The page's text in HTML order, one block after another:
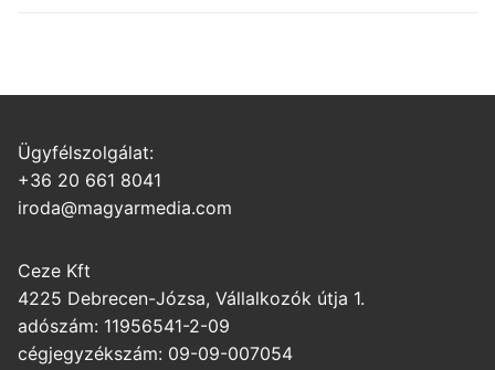
Ügyfélszolgálat:
+36 20 661 8041
iroda@magyarmedia.com
Ceze Kft
4225 Debrecen-Józsa, Vállalkozók útja 1.
adószám: 11956541-2-09
cégjegyzékszám: 09-09-007054